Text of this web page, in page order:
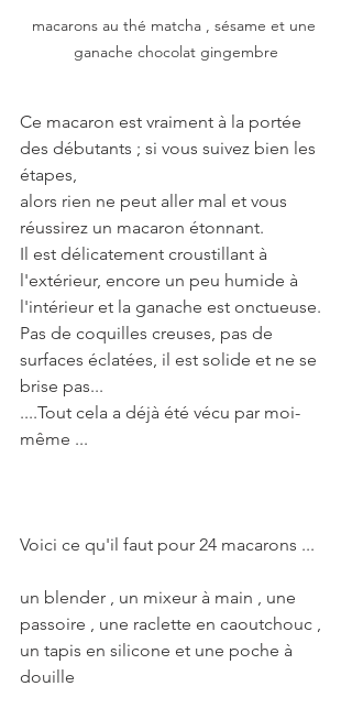
macarons au thé matcha , sésame et une
ganache chocolat gingembre
Ce macaron est vraiment à la portée
des débutants ; si vous suivez bien les
étapes,
alors rien ne peut aller mal et vous
réussirez un macaron étonnant.
Il est délicatement croustillant à
l'extérieur, encore un peu humide à
l'intérieur et la ganache est onctueuse.
Pas de coquilles creuses, pas de
surfaces éclatées, il est solide et ne se
brise pas...
....Tout cela a déjà été vécu par moi-
même ...
Voici ce qu'il faut pour 24 macarons ...
un blender , un mixeur à main , une
passoire , une raclette en caoutchouc ,
un tapis en silicone et une poche à
douille